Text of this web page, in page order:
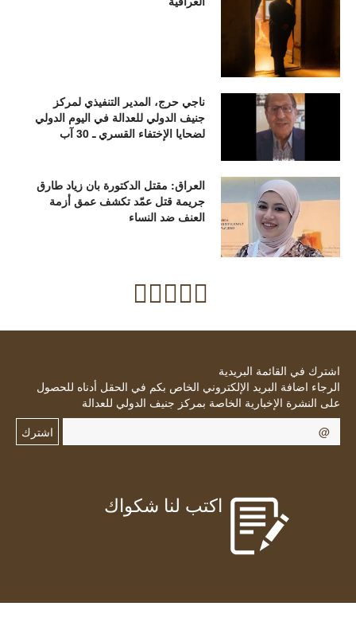
ناجي حرج، المدير التنفيذي لمركز
جنيف الدولي للعدالة في اليوم الدولي
لضحايا الإختفاء القسري ـ 30 آب
العراق: مقتل الدكتورة بان زياد طارق
جريمة قتل عمّد تكشف عمق أزمة
العنف ضد النساء
اشترك في القائمة البريدية
الرجاء اضافة البريد الإلكتروني الخاص بكم في الحقل أدناه للحصول
على النشرة الإخبارية الخاصة بمركز جنيف الدولي للعدالة
اشترك
اكتب لنا شكواك